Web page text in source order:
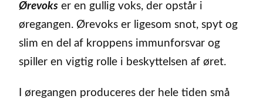
Ørevoks er en gullig voks, der opstår i
øregangen. Ørevoks er ligesom snot, spyt og
slim en del af kroppens immunforsvar og
spiller en vigtig rolle i beskyttelsen af øret.
I øregangen produceres der hele tiden små